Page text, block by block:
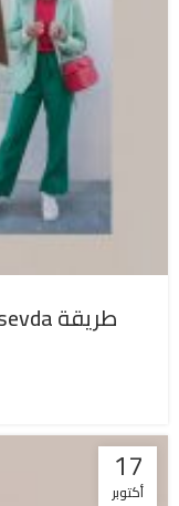
17
أكتوبر